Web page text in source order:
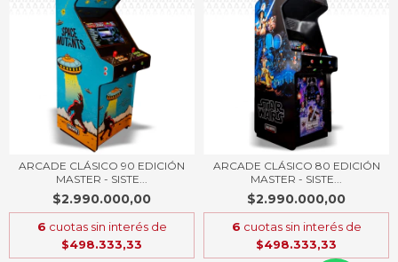
ARCADE CLÁSICO 90 EDICIÓN
MASTER - SISTE...
$2.990.000,00
6 cuotas sin interés de
$498.333,33
ARCADE CLÁSICO 80 EDICIÓN
MASTER - SISTE...
$2.990.000,00
6 cuotas sin interés de
$498.333,33